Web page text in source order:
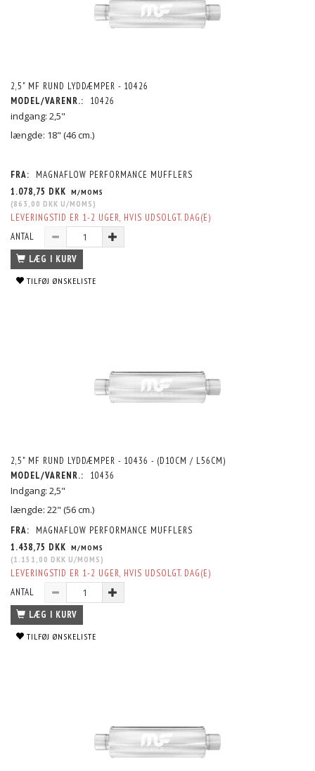
2,5" MF RUND LYDDÆMPER - 10426
MODEL/VARENR.:
10426
indgang: 2,5"
længde: 18" (46 cm.)
FRA:
MAGNAFLOW PERFORMANCE MUFFLERS
1.078,75 DKK M/MOMS
(863,00 DKK U/MOMS )
LEVERINGSTID ER 1-2 UGER, HVIS UDSOLGT. DAG(E)
ANTAL
LÆG I KURV
TILFØJ ØNSKELISTE
2,5" MF RUND LYDDÆMPER - 10436 - (D10CM / L56CM)
MODEL/VARENR.:
10436
Indgang: 2,5"
længde: 22" (56 cm.)
FRA:
MAGNAFLOW PERFORMANCE MUFFLERS
1.438,75 DKK M/MOMS
(1.151,00 DKK U/MOMS )
LEVERINGSTID ER 1-2 UGER, HVIS UDSOLGT. DAG(E)
ANTAL
LÆG I KURV
TILFØJ ØNSKELISTE